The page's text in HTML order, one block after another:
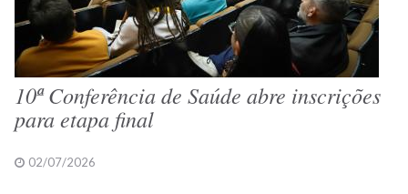
10ª Conferência de Saúde abre inscrições
para etapa final
02/07/2026